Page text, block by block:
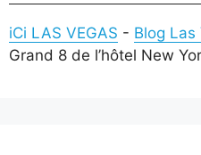
iCi LAS VEGAS - Blog Las
Grand 8 de l’hôtel New